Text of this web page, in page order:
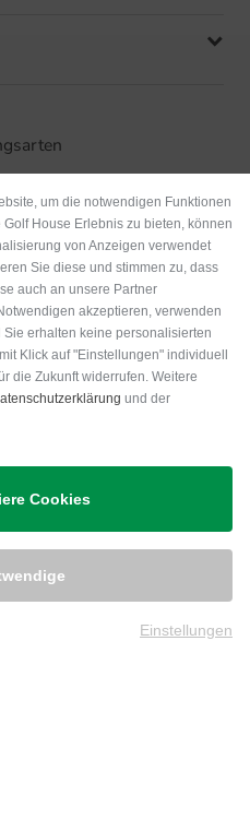
um die notwendigen Funktionen
House Erlebnis zu bieten, können
von Anzeigen verwendet
Sie diese und stimmen zu, dass
auch an unsere Partner
akzeptieren, verwenden
erhalten keine personalisierten
Klick auf "Einstellungen" individuell
die Zukunft widerrufen. Weitere
und der
Cookies
Einstellungen